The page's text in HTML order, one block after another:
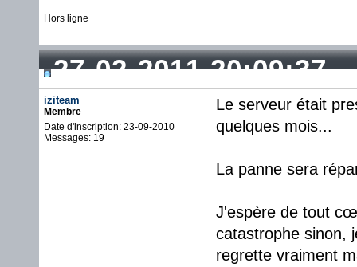
Hors ligne
27-02-2011 20:09:37
iziteam
Membre
Date d'inscription: 23-09-2010
Messages: 19
Le serveur était
quelques mois...
La panne sera
J'espère de tout
catastrophe sinon,
regrette vraiment